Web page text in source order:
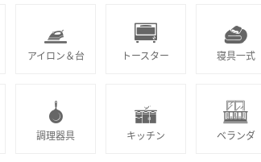
アイロン＆台 トースター 寝具一式
調理器具 キッチン ベランダ